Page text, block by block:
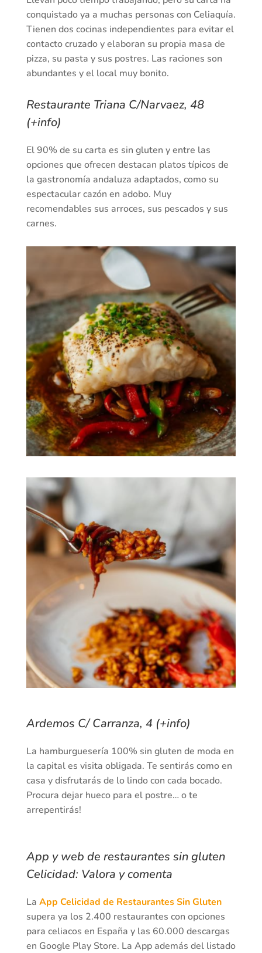
conquistado ya a muchas personas con Celiaquía.
Tienen dos cocinas independientes para evitar el
contacto cruzado y elaboran su propia masa de
pizza, su pasta y sus postres. Las raciones son
abundantes y el local muy bonito.
Restaurante Triana C/Narvaez, 48
(+info)
El 90% de su carta es sin gluten y entre las
opciones que ofrecen destacan platos típicos de
la gastronomía andaluza adaptados, como su
espectacular cazón en adobo. Muy
recomendables sus arroces, sus pescados y sus
carnes.
Ardemos C/ Carranza, 4 (+info)
La hamburguesería 100% sin gluten de moda en
la capital es visita obligada. Te sentirás como en
casa y disfrutarás de lo lindo con cada bocado.
Procura dejar hueco para el postre… o te
arrepentirás!
App y web de restaurantes sin gluten
Celicidad: Valora y comenta
La App Celicidad de Restaurantes Sin Gluten
supera ya los 2.400 restaurantes con opciones
para celiacos en España y las 60.000 descargas
en Google Play Store. La App además del listado